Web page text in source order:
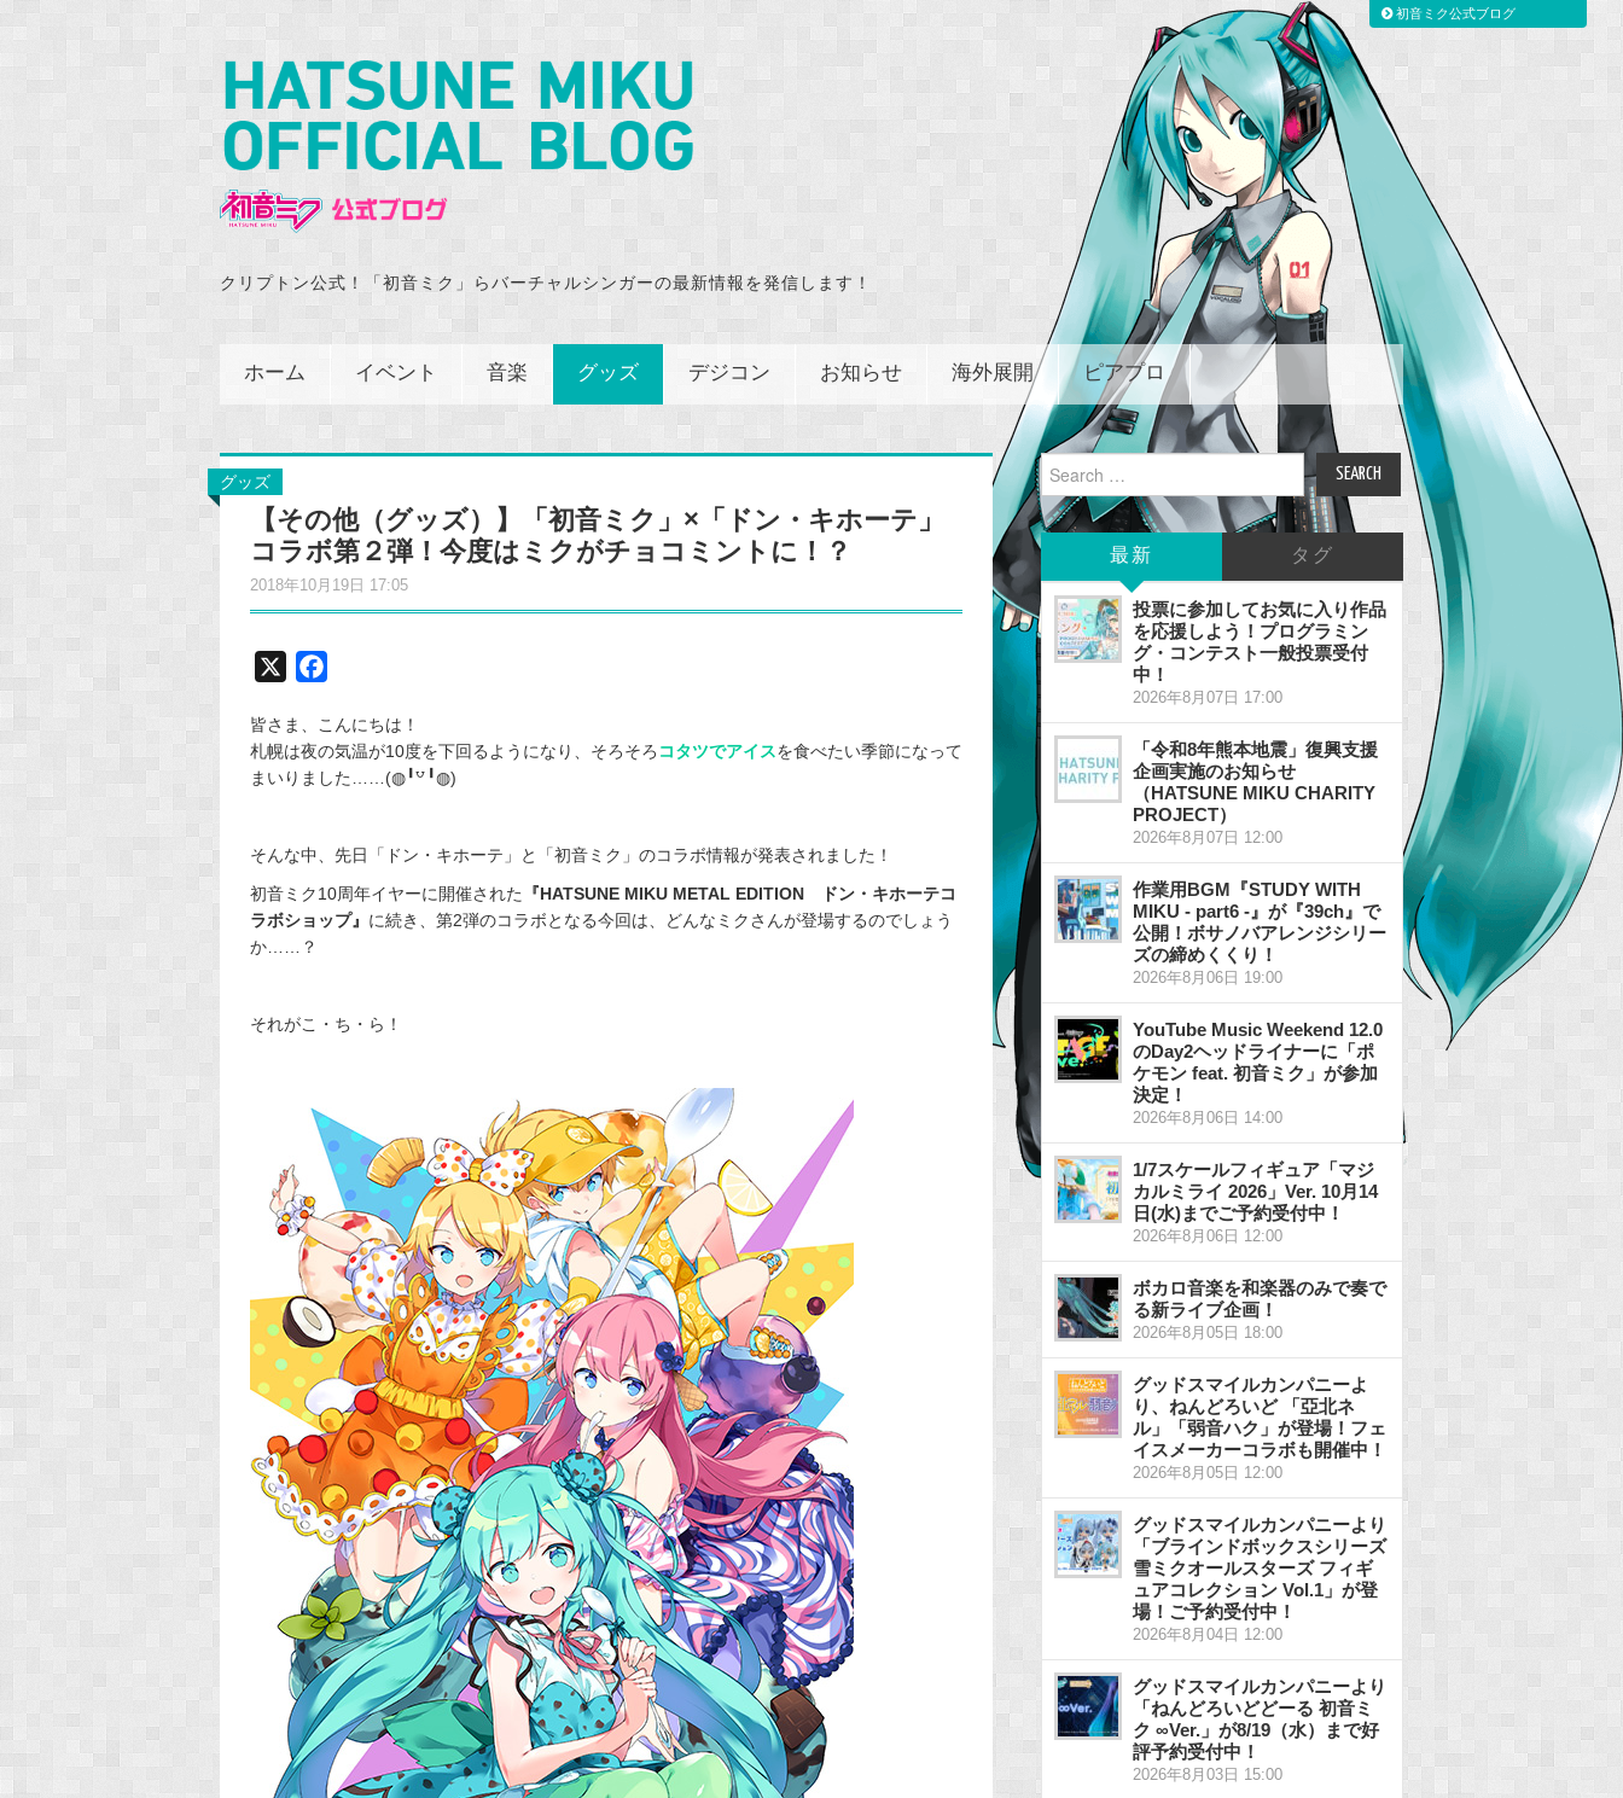
クリプトン公式！「初音ミク」らバーチャルシンガーの最新情報を発信します！
ホーム イベント 音楽 グッズ デジコン お知らせ 海外展開 ピアプロ
グッズ
【その他（グッズ）】「初音ミク」×「ドン・キホーテ」
コラボ第２弾！今度はミクがチョコミントに！？
2018年10月19日 17:05
c
e
b
o
k
皆さま、こんにちは！
札幌は夜の気温が10度を下回るようになり、そろそろ コタツでアイスを食べたい季節になって
まいりました……(◍╹꒵╹◍)
そんな中、先日「ドン・キホーテ」と「初音ミク」のコラボ情報が発表されました！
初音ミク10周年イヤーに開催された
『HATSUNE MIKU METAL EDITION ドン・キホーテコ
ラボショップ』 に続き、第2弾のコラボとなる今回は、どんなミクさんが登場するのでしょう
か……？
それがこ・ち・ら！
Search
for:
最新 タグ
投票に参加してお気に入り作品
を応援しよう！プログラミン
グ・コンテスト一般投票受付
中！
2026年8月07日 17:00
「令和8年熊本地震」復興支援
企画実施のお知らせ
（HATSUNE MIKU CHARITY
PROJECT）
2026年8月07日 12:00
作業用BGM『STUDY WITH
MIKU - part6 -』が『39ch』で
公開！ボサノバアレンジシリー
ズの締めくくり！
2026年8月06日 19:00
YouTube Music Weekend 12.0
のDay2ヘッドライナーに「ポ
ケモン feat. 初音ミク」が参加
決定！
2026年8月06日 14:00
1/7スケールフィギュア「マジ
カルミライ 2026」Ver. 10月14
日(水)までご予約受付中！
2026年8月06日 12:00
ボカロ音楽を和楽器のみで奏で
る新ライブ企画！
2026年8月05日 18:00
グッドスマイルカンパニーよ
り、ねんどろいど 「亞北ネ
ル」「弱音ハク」が登場！フェ
イスメーカーコラボも開催中！
2026年8月05日 12:00
グッドスマイルカンパニーより
「ブラインドボックスシリーズ
雪ミクオールスターズ フィギ
ュアコレクション Vol.1」が登
場！ご予約受付中！
2026年8月04日 12:00
グッドスマイルカンパニーより
「ねんどろいどどーる 初音ミ
ク ∞Ver.」が8/19（水）まで好
評予約受付中！
2026年8月03日 15:00
初音ミク公式ブログ